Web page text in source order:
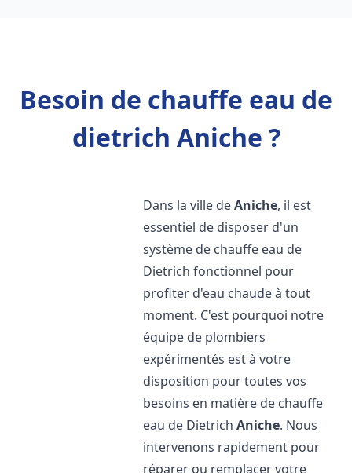
Besoin de chauffe eau de
dietrich Aniche ?
Dans la ville deAniche, il est
essentiel de disposer d'un
système de chauffe eau de
Dietrich fonctionnel pour
profiter d'eau chaude à tout
moment. C'est pourquoi notre
équipe de plombiers
expérimentés est à votre
disposition pour toutes vos
besoins en matière de chauffe
eau de DietrichAniche. Nous
intervenons rapidement pour
réparer ou remplacer votre